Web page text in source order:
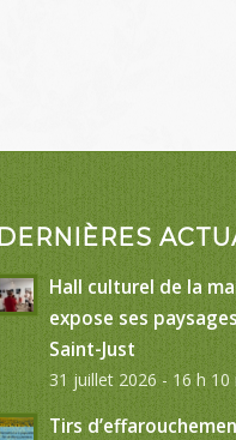
DERNIÈRES
Hall culturel de la
expose ses
Saint-Just
31 juillet 2026 - 16 h 10
Tirs